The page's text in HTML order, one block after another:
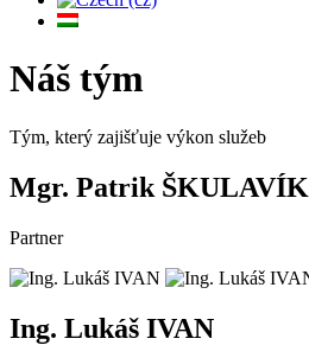
Náš tým
Tým, který zajišťuje výkon služeb
Mgr. Patrik ŠKULAVÍK
Partner
Ing. Lukáš IVAN